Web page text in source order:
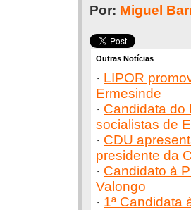
Por: Miguel
Outras Notícias
· LIPOR
Ermesinde
· Candidata do
socialistas de
· CDU
presidente da
· Candidato à
Valongo
· 1ª Candidata